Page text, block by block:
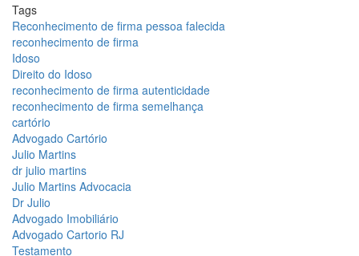
possível?
Como
Tags
Reconhecimento de firma pessoa falecida
reconhecimento de firma
Idoso
Direito do Idoso
reconhecimento de firma autenticidade
reconhecimento de firma semelhança
cartório
Advogado Cartório
Julio Martins
dr julio martins
Julio Martins Advocacia
Dr Julio
Advogado Imobiliário
Advogado Cartorio RJ
Testamento